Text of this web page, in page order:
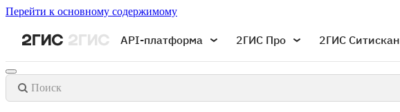
Перейти к основному содержимому
API-платформа 2ГИС Про 2ГИС Ситискан
Поиск